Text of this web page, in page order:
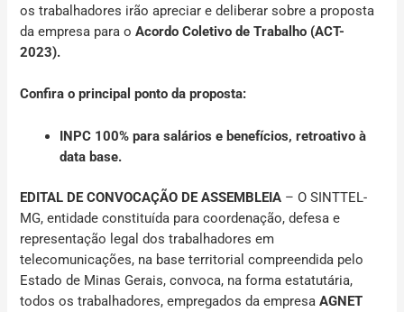
os trabalhadores irão apreciar e deliberar sobre a proposta
da empresa para oAcordo Coletivo de Trabalho (ACT-
2023).
Confira o principal ponto da proposta:
INPC 100% para salários e benefícios, retroativo à
data base.
EDITAL DE CONVOCAÇÃO DE ASSEMBLEIA – O SINTTEL-
MG, entidade constituída para coordenação, defesa e
representação legal dos trabalhadores em
telecomunicações, na base territorial compreendida pelo
Estado de Minas Gerais, convoca, na forma estatutária,
todos os trabalhadores, empregados da empresaAGNET